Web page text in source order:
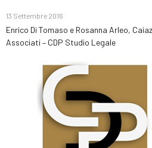
13 Settembre 2016
Enrico Di Tomaso e Rosanna Arleo,
Associati – CDP Studio Legale